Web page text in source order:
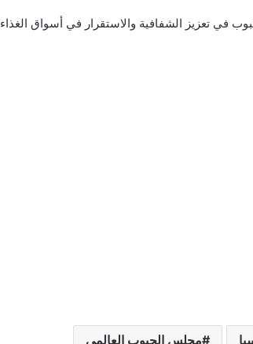
في تعزيز الشفافية والاستقرار في أسواق الغذاء
مجلس الحبوب العالمي